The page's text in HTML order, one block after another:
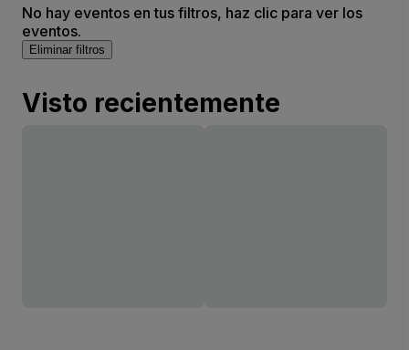
No hay eventos en tus filtros, haz clic para ver los
eventos.
Eliminar filtros
Visto recientemente